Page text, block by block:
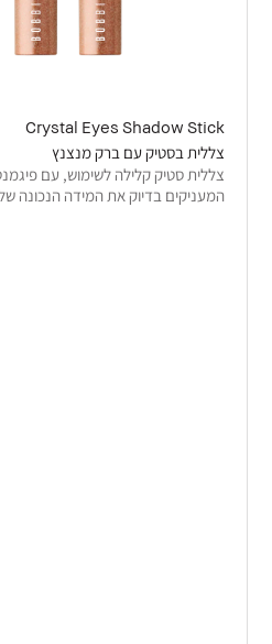
Crystal Eyes Shadow Stick
צללית בסטיק עם ברק מנצנץ
צללית סטיק קלילה לשימוש, עם
המעניקים בדיוק את המידה הנכונה